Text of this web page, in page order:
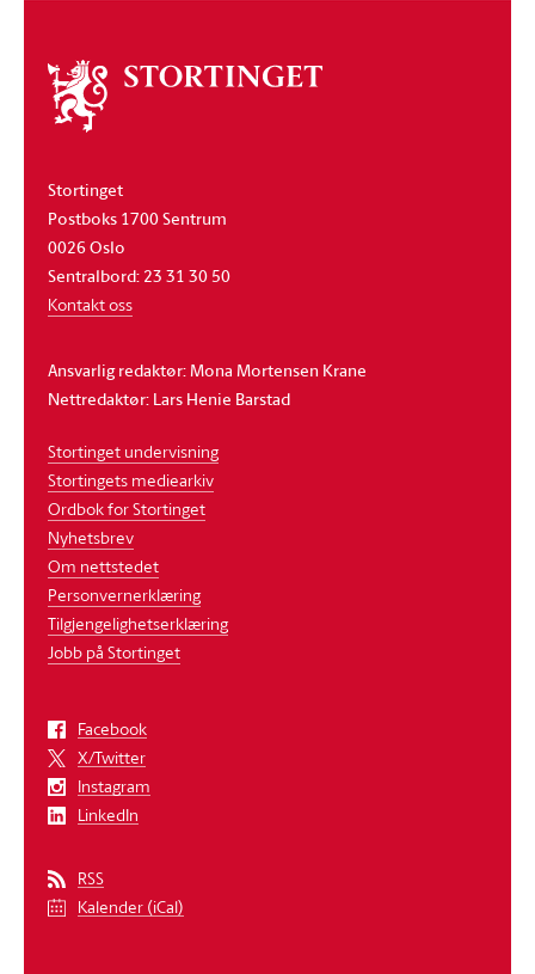
Om
stortinget
Stortinget
Postboks 1700 Sentrum
0026 Oslo
Sentralbord: 23 31 30 50
Kontakt oss
Ansvarlig redaktør: Mona Mortensen Krane
Nettredaktør: Lars Henie Barstad
Stortinget undervisning
Stortingets mediearkiv
Ordbok for Stortinget
Nyhetsbrev
Om nettstedet
Personvernerklæring
Tilgjengelighetserklæring
Jobb på Stortinget
Facebook
X/Twitter
Instagram
LinkedIn
RSS
Kalender (iCal)